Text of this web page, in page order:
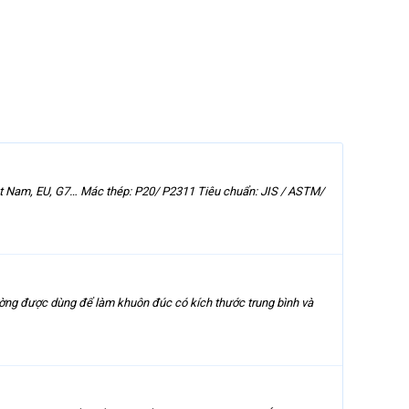
Nam, EU, G7… Mác thép: P20/ P2311 Tiêu chuẩn: JIS / ASTM/
được dùng để làm khuôn đúc có kích thước trung bình và